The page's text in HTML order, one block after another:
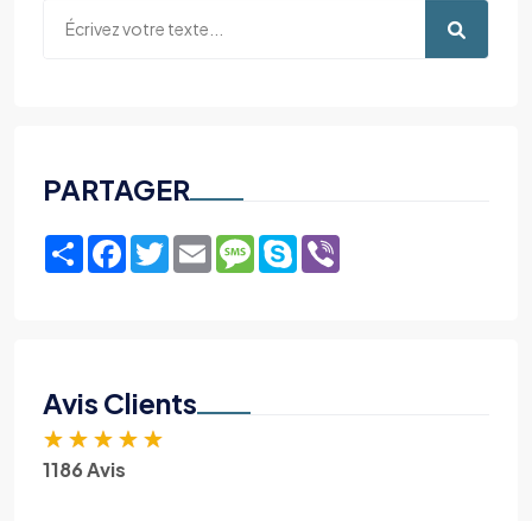
PARTAGER
ShareFacebook
TwitterEmailMessage
Skype
Avis Clients
★ ★ ★ ★ ★
1186 Avis